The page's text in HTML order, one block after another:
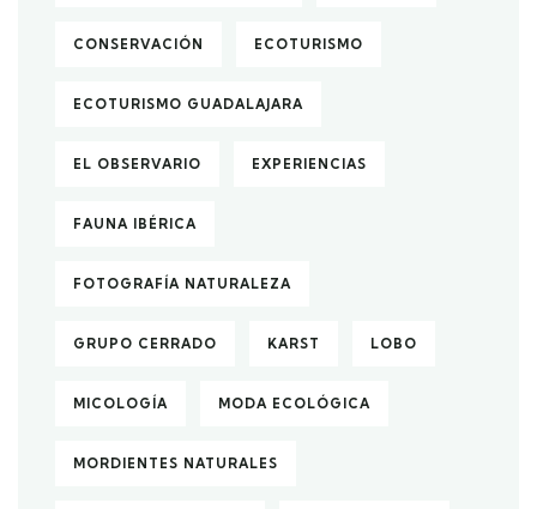
CONSERVACIÓN ECOTURISMO
ECOTURISMO GUADALAJARA
EL OBSERVARIO EXPERIENCIAS
FAUNA IBÉRICA
FOTOGRAFÍA NATURALEZA
GRUPO CERRADO KARST LOBO
MICOLOGÍA MODA ECOLÓGICA
MORDIENTES NATURALES